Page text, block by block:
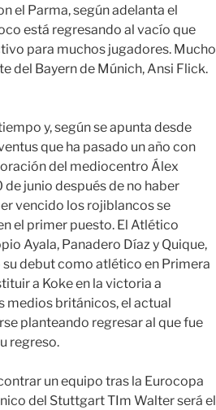
el Parma, según adelanta el
está regresando al vacío que
para muchos jugadores. Mucho
del Bayern de Múnich, Ansi Flick.
y, según se apunta desde
que ha pasado un año con
del mediocentro Álex
junio después de no haber
vencido los rojiblancos se
el primer puesto. El Atlético
Ayala, Panadero Díaz y Quique,
su debut como atlético en Primera
a Koke en la victoria a
medios británicos, el actual
planteando regresar al que fue
regreso.
un equipo tras la Eurocopa
del Stuttgart TIm Walter será el